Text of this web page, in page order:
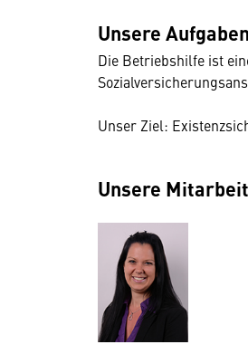
Unsere Aufgaben
Die Betriebshilfe ist
Unser Ziel:
Unsere